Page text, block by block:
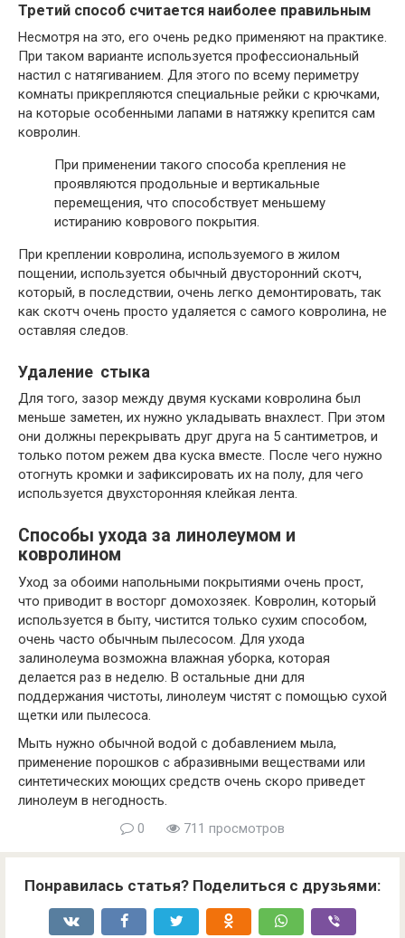
Третий способ считается наиболее правильным
Несмотря на это, его очень редко применяют на практике.
При таком варианте используется профессиональный
настил с натягиванием. Для этого по всему периметру
комнаты прикрепляются специальные рейки с крючками,
на которые особенными лапами в натяжку крепится сам
ковролин.
При применении такого способа крепления не
проявляются продольные и вертикальные
перемещения, что способствует меньшему
истиранию коврового покрытия.
При креплении ковролина, используемого в жилом
пощении, используется обычный двусторонний скотч,
который, в последствии, очень легко демонтировать, так
как скотч очень просто удаляется с самого ковролина, не
оставляя следов.
Удаление стыка
Для того, зазор между двумя кусками ковролина был
меньше заметен, их нужно укладывать внахлест. При этом
они должны перекрывать друг друга на 5 сантиметров, и
только потом режем два куска вместе. После чего нужно
отогнуть кромки и зафиксировать их на полу, для чего
используется двухсторонняя клейкая лента.
Способы ухода за линолеумом и
ковролином
Уход за обоими напольными покрытиями очень прост,
что приводит в восторг домохозяек. Ковролин, который
используется в быту, чистится только сухим способом,
очень часто обычным пылесосом. Для ухода
залинолеума возможна влажная уборка, которая
делается раз в неделю. В остальные дни для
поддержания чистоты, линолеум чистят с помощью сухой
щетки или пылесоса.
Мыть нужно обычной водой с добавлением мыла,
применение порошков с абразивными веществами или
синтетических моющих средств очень скоро приведет
линолеум в негодность.
0
711 просмотров
Понравилась статья? Поделиться с друзьями: